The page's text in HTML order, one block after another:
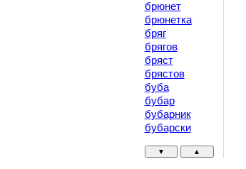
брюнет
брюнетка
бряг
брягов
бряст
брястов
буба
бубар
бубарник
бубарски
▼ ▲